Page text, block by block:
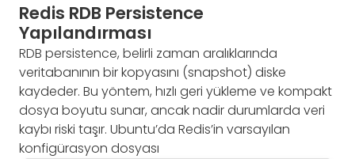
Redis RDB Persistence
Yapılandırması
RDB persistence, belirli zaman aralıklarında
veritabanının bir kopyasını (snapshot) diske
kaydeder. Bu yöntem, hızlı geri yükleme ve kompakt
dosya boyutu sunar, ancak nadir durumlarda veri
kaybı riski taşır. Ubuntu’da Redis’in varsayılan
konfigürasyon dosyası